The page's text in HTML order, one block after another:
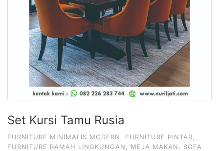
Set Kursi Tamu Rusia
FURNITURE MINIMALIS MODERN FURNITURE PINTAR
FURNITURE RAMAH LINGKUNGAN
MEJA MAKAN
SOFA